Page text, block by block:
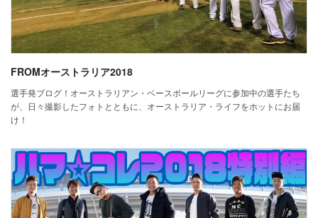
FROMオーストラリア2018
選手発ブログ！オーストラリアン・ベースボールリーグに参加中の選手たち
が、日々撮影したフォトとともに、オーストラリア・ライフをホットにお届
け！